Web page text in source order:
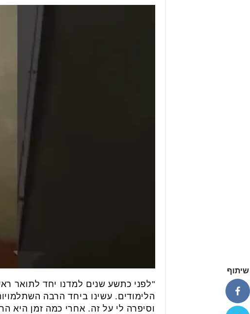
"לפני כתשע שנים למדנו יחד לתואר
הלימודים. עשינו ביחד הרבה
וסיפרה לי על זה. אחרי כמה זמן היא
שיתוף